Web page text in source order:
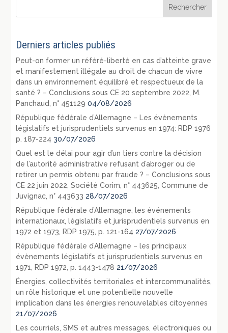
Derniers articles publiés
Peut-on former un référé-liberté en cas d’atteinte grave
et manifestement illégale au droit de chacun de vivre
dans un environnement équilibré et respectueux de la
santé ? – Conclusions sous CE 20 septembre 2022, M.
Panchaud, n° 451129 04/08/2026
République fédérale d’Allemagne – Les évènements
législatifs et jurisprudentiels survenus en 1974: RDP 1976
p. 187-224 30/07/2026
Quel est le délai pour agir d’un tiers contre la décision
de l’autorité administrative refusant d’abroger ou de
retirer un permis obtenu par fraude ? – Conclusions sous
CE 22 juin 2022, Société Corim, n° 443625, Commune de
Juvignac, n° 443633 28/07/2026
République fédérale d’Allemagne, les événements
internationaux, législatifs et jurisprudentiels survenus en
1972 et 1973, RDP 1975, p. 121-164 27/07/2026
République fédérale d’Allemagne – les principaux
évènements législatifs et jurisprudentiels survenus en
1971, RDP 1972, p. 1443-1478 21/07/2026
Énergies, collectivités territoriales et intercommunalités,
un rôle historique et une potentielle nouvelle
implication dans les énergies renouvelables citoyennes
21/07/2026
Les courriels, SMS et autres messages, électroniques ou